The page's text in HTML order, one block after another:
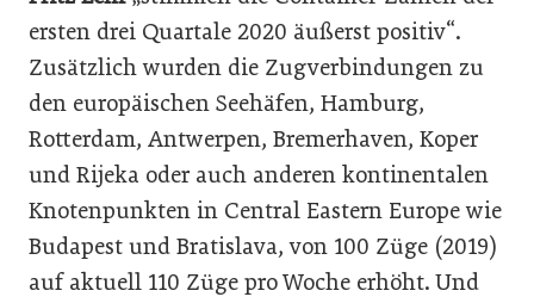
ersten drei Quartale 2020 äußerst positiv“.
Zusätzlich wurden die Zugverbindungen zu
den europäischen Seehäfen, Hamburg,
Rotterdam, Antwerpen, Bremerhaven, Koper
und Rijeka oder auch anderen kontinentalen
Knotenpunkten in Central Eastern Europe wie
Budapest und Bratislava, von 100 Züge (2019)
auf aktuell 110 Züge pro Woche erhöht. Und